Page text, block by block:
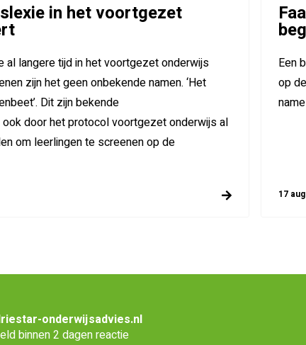
in het voortgezet
langere tijd in het voortgezet onderwijs
zijn het geen onbekende namen. ‘Het
Dit zijn bekende
door het protocol voortgezet onderwijs al
om leerlingen te screenen op de
Een
op
17
onderwijsadvies.nl
binnen 2 dagen reactie